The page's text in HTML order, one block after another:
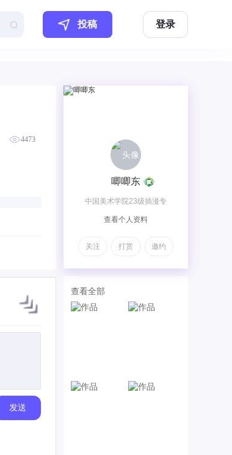
投稿 登录
4473
发送
唧唧东
中国美术学院23级插漫专
业！ 想当漫画家！目前正在
查看个人资料
关注 打赏 邀约
查看全部